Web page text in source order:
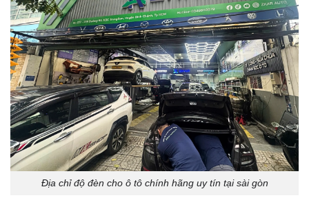
Địa chỉ độ đèn cho ô tô chính hãng uy tín tại sài gòn